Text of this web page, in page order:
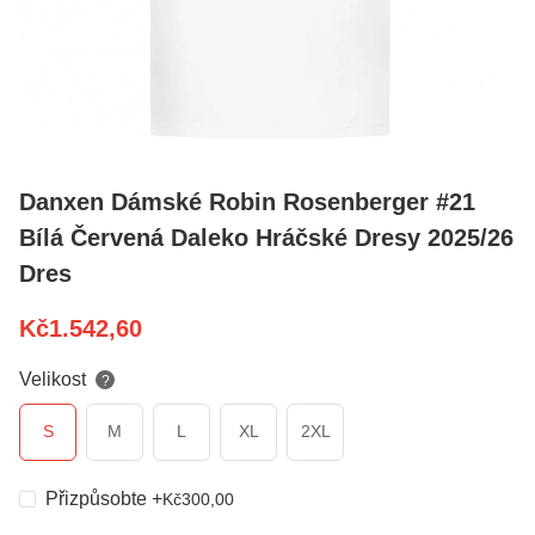
Danxen Dámské Robin Rosenberger #21
Bílá Červená Daleko Hráčské Dresy 2025/26
Dres
Kč1.542,60
Velikost ?
S M L XL 2XL
Přizpůsobte +Kč300,00